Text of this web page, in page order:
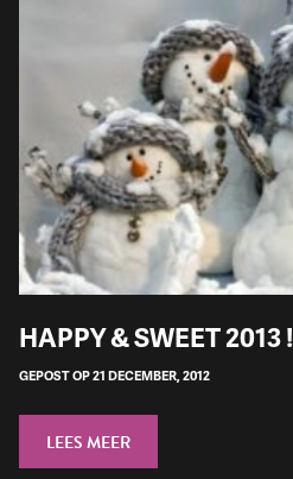
HAPPY & SWEET 2013 !
GEPOST OP 21 DECEMBER, 2012
LEES MEER